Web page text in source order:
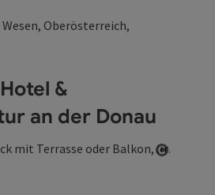
Oberösterreich,
&
an der Donau